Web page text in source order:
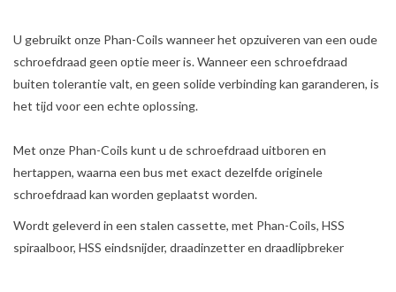
U gebruikt onze Phan-Coils wanneer het opzuiveren van een oude
schroefdraad geen optie meer is. Wanneer een schroefdraad
buiten tolerantie valt, en geen solide verbinding kan garanderen, is
het tijd voor een echte oplossing.
Met onze Phan-Coils kunt u de schroefdraad uitboren en
hertappen, waarna een bus met exact dezelfde originele
schroefdraad kan worden geplaatst worden.
Wordt geleverd in een stalen cassette, met Phan-Coils, HSS
spiraalboor, HSS eindsnijder, draadinzetter en draadlipbreker